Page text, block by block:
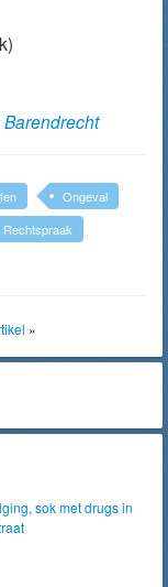
Barendrecht
Ongeval
Rechtspraak
»
sok met drugs in